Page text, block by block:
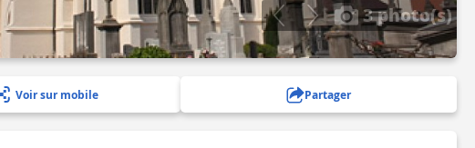
3 photo(s)
Voir sur mobile Partager